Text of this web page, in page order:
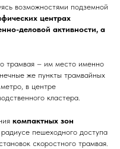
возможностями подземной
центрах
деловой активности, а
трамвая – им место именно
же пункты трамвайных
в центре
кластера.
компактных зон
пешеходного доступа
скоростного трамвая.